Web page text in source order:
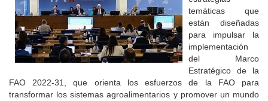
temáticas que
están diseñadas
para impulsar la
implementación
del Marco
Estratégico de la
FAO 2022-31, que orienta los esfuerzos de la FAO para
transformar los sistemas agroalimentarios y promover un mundo